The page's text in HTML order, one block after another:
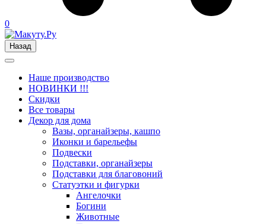
0
Назад
Наше производство
НОВИНКИ !!!
Скидки
Все товары
Декор для дома
Вазы, органайзеры, кашпо
Иконки и барельефы
Подвески
Подставки, органайзеры
Подставки для благовоний
Статуэтки и фигурки
Ангелочки
Богини
Животные